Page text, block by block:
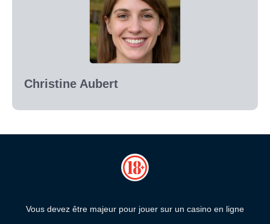
Christine Aubert
Vous devez être majeur pour jouer sur un casino en ligne